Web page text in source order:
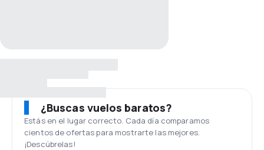
¿Buscas vuelos baratos?
Estás en el lugar correcto. Cada día comparamos
cientos de ofertas para mostrarte las mejores.
¡Descúbrelas!